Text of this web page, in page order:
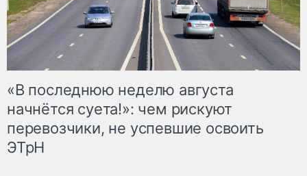
«В последнюю неделю августа
начнётся суета!»: чем рискуют
перевозчики, не успевшие освоить
ЭТрН